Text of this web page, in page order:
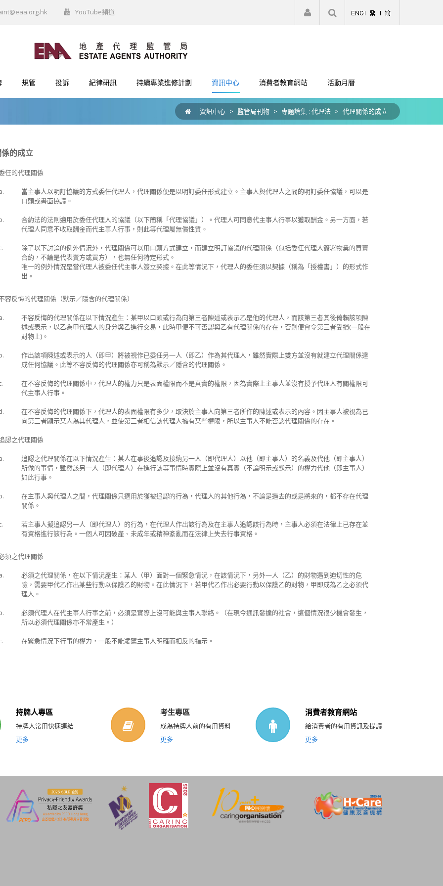
YouTube頻道 註冊 登入
規管 投訴 紀律研訊 持續專業進修計劃 資訊中心 消費者教育網站 活動月曆
資訊中心 > 監管局刊物 > 專題論集 : 代理法 > 代理關係的成立
的成立
任的代理關係
當主事人以明訂協議的方式委任代理人，代理關係便是以明訂委任形式建立。主事人與代理人之間的明訂委任協議，可以是
口頭或書面協議。
合約法的法則適用於委任代理人的協議（以下簡稱「代理協議」）。代理人可同意代主事人行事以獲取酬金。另一方面，若
代理人同意不收取酬金而代主事人行事，則此等代理屬無償性質。
除了以下討論的例外情況外，代理關係可以用口頭方式建立，而建立明訂協議的代理關係（包括委任代理人簽署物業的買賣
合約，不論是代表賣方或買方），也無任何特定形式。
唯一的例外情況是當代理人被委任代主事人簽立契據。在此等情況下，代理人的委任須以契據（稱為「授權書」）的形式作
出。
容反悔的代理關係（默示／隱含的代理關係）
不容反悔的代理關係在以下情況產生：某甲以口頭或行為向第三者陳述或表示乙是他的代理人，而該第三者其後倚賴該項陳
述或表示，以乙為甲代理人的身分與乙進行交易，此時甲便不可否認與乙有代理關係的存在，否則便會令第三者受損(一般在
財物上)。
作出該項陳述或表示的人（即甲）將被視作已委任另一人（即乙）作為其代理人，雖然實際上雙方並沒有就建立代理關係達
成任何協議。此等不容反悔的代理關係亦可稱為默示／隱含的代理關係。
在不容反悔的代理關係中，代理人的權力只是表面權限而不是真實的權限，因為實際上主事人並沒有授予代理人有關權限可
代主事人行事。
在不容反悔的代理關係下，代理人的表面權限有多少，取決於主事人向第三者所作的陳述或表示的內容。因主事人被視為已
向第三者顯示某人為其代理人，並使第三者相信該代理人擁有某些權限，所以主事人不能否認代理關係的存在。
認之代理關係
追認之代理關係在以下情況產生：某人在事後追認及接納另一人（即代理人）以他（即主事人）的名義及代他（即主事人）
所做的事情，雖然該另一人（即代理人）在進行該等事情時實際上並沒有真實（不論明示或默示）的權力代他（即主事人）
如此行事。
在主事人與代理人之間，代理關係只適用於獲被追認的行為，代理人的其他行為，不論是過去的或是將來的，都不存在代理
關係。
若主事人擬追認另一人（即代理人）的行為，在代理人作出該行為及在主事人追認該行為時，主事人必須在法律上已存在並
有資格進行該行為。一個人可因破產、未成年或精神紊亂而在法律上失去行事資格。
須之代理關係
必須之代理關係，在以下情況產生：某人（甲）面對一個緊急情況，在該情況下，另外一人（乙）的財物遇到迫切性的危
險，需要甲代乙作出某些行動以保護乙的財物。在此情況下，若甲代乙作出必要行動以保護乙的財物，甲即成為乙之必須代
理人。
必須代理人在代主事人行事之前，必須是實際上沒可能與主事人聯絡。（在現今通訊發達的社會，這個情況很少機會發生，
所以必須代理關係亦不常產生。）
在緊急情況下行事的權力，一般不能凌駕主事人明確而相反的指示。
持牌人專區
持牌人常用快速連結
更多
考生專區
成為持牌人前的有用資料
更多
消費者教育網站
給消費者的有用資訊及提議
更多